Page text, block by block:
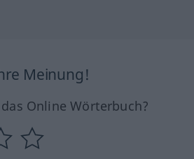
Meinung!
Online Wörterbuch?